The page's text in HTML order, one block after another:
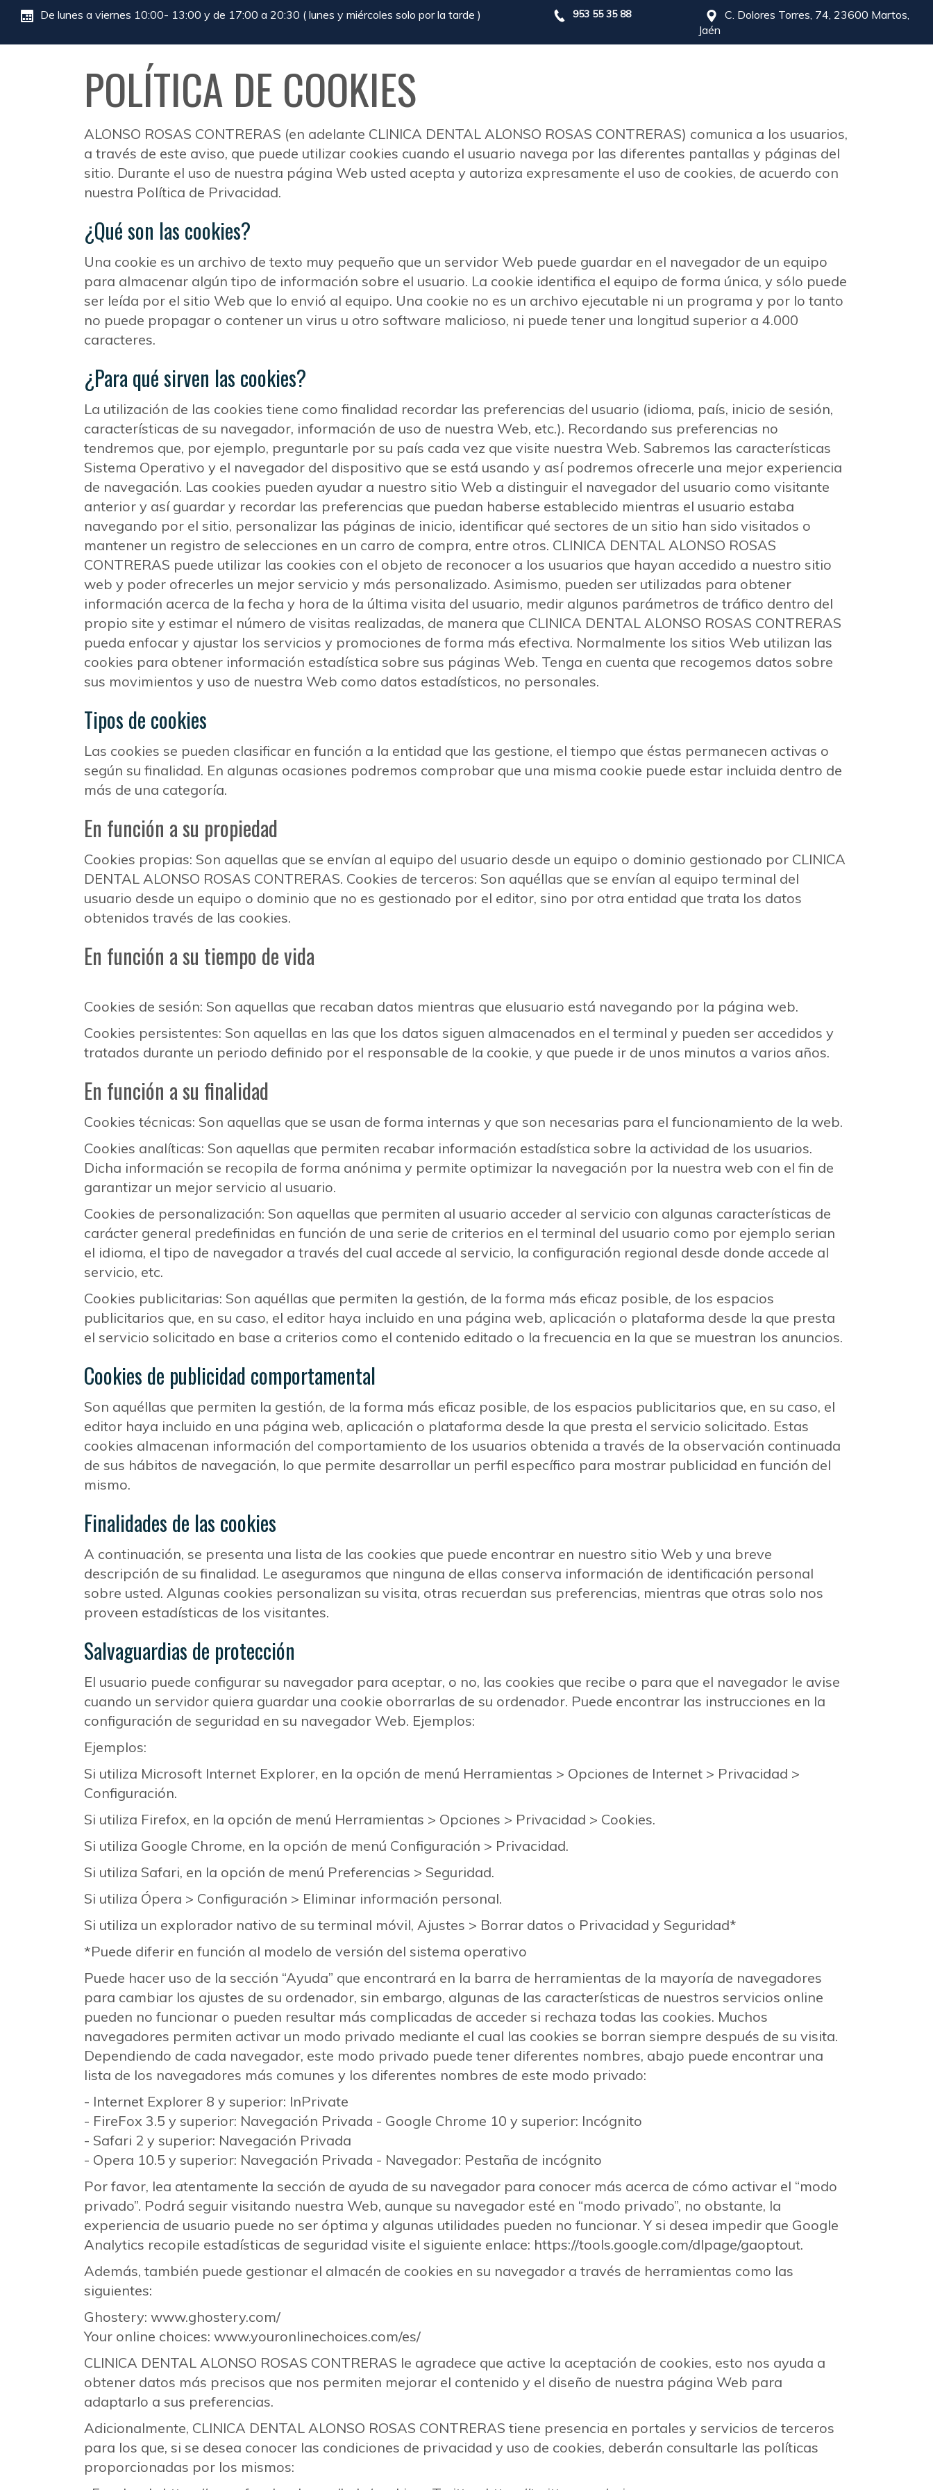
De lunes a viernes 10:00- 13:00 y de 17:00 a 20:30 ( lunes y miércoles solo por la tarde ) 953 55 35 88
C. Dolores Torres, 74, 23600 Martos,
Jaén
POLÍTICA DE COOKIES
ALONSO ROSAS CONTRERAS (en adelante CLINICA DENTAL ALONSO ROSAS CONTRERAS) comunica a los usuarios,
a través de este aviso, que puede utilizar cookies cuando el usuario navega por las diferentes pantallas y páginas del
sitio. Durante el uso de nuestra página Web usted acepta y autoriza expresamente el uso de cookies, de acuerdo con
nuestra Política de Privacidad.
¿Qué son las cookies?
Una cookie es un archivo de texto muy pequeño que un servidor Web puede guardar en el navegador de un equipo
para almacenar algún tipo de información sobre el usuario. La cookie identifica el equipo de forma única, y sólo puede
ser leída por el sitio Web que lo envió al equipo. Una cookie no es un archivo ejecutable ni un programa y por lo tanto
no puede propagar o contener un virus u otro software malicioso, ni puede tener una longitud superior a 4.000
caracteres.
¿Para qué sirven las cookies?
La utilización de las cookies tiene como finalidad recordar las preferencias del usuario (idioma, país, inicio de sesión,
características de su navegador, información de uso de nuestra Web, etc.). Recordando sus preferencias no
tendremos que, por ejemplo, preguntarle por su país cada vez que visite nuestra Web. Sabremos las características
Sistema Operativo y el navegador del dispositivo que se está usando y así podremos ofrecerle una mejor experiencia
de navegación. Las cookies pueden ayudar a nuestro sitio Web a distinguir el navegador del usuario como visitante
anterior y así guardar y recordar las preferencias que puedan haberse establecido mientras el usuario estaba
navegando por el sitio, personalizar las páginas de inicio, identificar qué sectores de un sitio han sido visitados o
mantener un registro de selecciones en un carro de compra, entre otros. CLINICA DENTAL ALONSO ROSAS
CONTRERAS puede utilizar las cookies con el objeto de reconocer a los usuarios que hayan accedido a nuestro sitio
web y poder ofrecerles un mejor servicio y más personalizado. Asimismo, pueden ser utilizadas para obtener
información acerca de la fecha y hora de la última visita del usuario, medir algunos parámetros de tráfico dentro del
propio site y estimar el número de visitas realizadas, de manera que CLINICA DENTAL ALONSO ROSAS CONTRERAS
pueda enfocar y ajustar los servicios y promociones de forma más efectiva. Normalmente los sitios Web utilizan las
cookies para obtener información estadística sobre sus páginas Web. Tenga en cuenta que recogemos datos sobre
sus movimientos y uso de nuestra Web como datos estadísticos, no personales.
Tipos de cookies
Las cookies se pueden clasificar en función a la entidad que las gestione, el tiempo que éstas permanecen activas o
según su finalidad. En algunas ocasiones podremos comprobar que una misma cookie puede estar incluida dentro de
más de una categoría.
En función a su propiedad
Cookies propias: Son aquellas que se envían al equipo del usuario desde un equipo o dominio gestionado por CLINICA
DENTAL ALONSO ROSAS CONTRERAS. Cookies de terceros: Son aquéllas que se envían al equipo terminal del
usuario desde un equipo o dominio que no es gestionado por el editor, sino por otra entidad que trata los datos
obtenidos través de las cookies.
En función a su tiempo de vida
Cookies de sesión: Son aquellas que recaban datos mientras que elusuario está navegando por la página web.
Cookies persistentes: Son aquellas en las que los datos siguen almacenados en el terminal y pueden ser accedidos y
tratados durante un periodo definido por el responsable de la cookie, y que puede ir de unos minutos a varios años.
En función a su finalidad
Cookies técnicas: Son aquellas que se usan de forma internas y que son necesarias para el funcionamiento de la web.
Cookies analíticas: Son aquellas que permiten recabar información estadística sobre la actividad de los usuarios.
Dicha información se recopila de forma anónima y permite optimizar la navegación por la nuestra web con el fin de
garantizar un mejor servicio al usuario.
Cookies de personalización: Son aquellas que permiten al usuario acceder al servicio con algunas características de
carácter general predefinidas en función de una serie de criterios en el terminal del usuario como por ejemplo serian
el idioma, el tipo de navegador a través del cual accede al servicio, la configuración regional desde donde accede al
servicio, etc.
Cookies publicitarias: Son aquéllas que permiten la gestión, de la forma más eficaz posible, de los espacios
publicitarios que, en su caso, el editor haya incluido en una página web, aplicación o plataforma desde la que presta
el servicio solicitado en base a criterios como el contenido editado o la frecuencia en la que se muestran los anuncios.
Cookies de publicidad comportamental
Son aquéllas que permiten la gestión, de la forma más eficaz posible, de los espacios publicitarios que, en su caso, el
editor haya incluido en una página web, aplicación o plataforma desde la que presta el servicio solicitado. Estas
cookies almacenan información del comportamiento de los usuarios obtenida a través de la observación continuada
de sus hábitos de navegación, lo que permite desarrollar un perfil específico para mostrar publicidad en función del
mismo.
Finalidades de las cookies
A continuación, se presenta una lista de las cookies que puede encontrar en nuestro sitio Web y una breve
descripción de su finalidad. Le aseguramos que ninguna de ellas conserva información de identificación personal
sobre usted. Algunas cookies personalizan su visita, otras recuerdan sus preferencias, mientras que otras solo nos
proveen estadísticas de los visitantes.
Salvaguardias de protección
El usuario puede configurar su navegador para aceptar, o no, las cookies que recibe o para que el navegador le avise
cuando un servidor quiera guardar una cookie oborrarlas de su ordenador. Puede encontrar las instrucciones en la
configuración de seguridad en su navegador Web. Ejemplos:
Ejemplos:
Si utiliza Microsoft Internet Explorer, en la opción de menú Herramientas > Opciones de Internet > Privacidad >
Configuración.
Si utiliza Firefox, en la opción de menú Herramientas > Opciones > Privacidad > Cookies.
Si utiliza Google Chrome, en la opción de menú Configuración > Privacidad.
Si utiliza Safari, en la opción de menú Preferencias > Seguridad.
Si utiliza Ópera > Configuración > Eliminar información personal.
Si utiliza un explorador nativo de su terminal móvil, Ajustes > Borrar datos o Privacidad y Seguridad*
*Puede diferir en función al modelo de versión del sistema operativo
Puede hacer uso de la sección “Ayuda” que encontrará en la barra de herramientas de la mayoría de navegadores
para cambiar los ajustes de su ordenador, sin embargo, algunas de las características de nuestros servicios online
pueden no funcionar o pueden resultar más complicadas de acceder si rechaza todas las cookies. Muchos
navegadores permiten activar un modo privado mediante el cual las cookies se borran siempre después de su visita.
Dependiendo de cada navegador, este modo privado puede tener diferentes nombres, abajo puede encontrar una
lista de los navegadores más comunes y los diferentes nombres de este modo privado:
- Internet Explorer 8 y superior: InPrivate
- FireFox 3.5 y superior: Navegación Privada - Google Chrome 10 y superior: Incógnito
- Safari 2 y superior: Navegación Privada
- Opera 10.5 y superior: Navegación Privada - Navegador: Pestaña de incógnito
Por favor, lea atentamente la sección de ayuda de su navegador para conocer más acerca de cómo activar el “modo
privado”. Podrá seguir visitando nuestra Web, aunque su navegador esté en “modo privado”, no obstante, la
experiencia de usuario puede no ser óptima y algunas utilidades pueden no funcionar. Y si desea impedir que Google
Analytics recopile estadísticas de seguridad visite el siguiente enlace: https://tools.google.com/dlpage/gaoptout.
Además, también puede gestionar el almacén de cookies en su navegador a través de herramientas como las
siguientes:
Ghostery: www.ghostery.com/
Your online choices: www.youronlinechoices.com/es/
CLINICA DENTAL ALONSO ROSAS CONTRERAS le agradece que active la aceptación de cookies, esto nos ayuda a
obtener datos más precisos que nos permiten mejorar el contenido y el diseño de nuestra página Web para
adaptarlo a sus preferencias.
Adicionalmente, CLINICA DENTAL ALONSO ROSAS CONTRERAS tiene presencia en portales y servicios de terceros
para los que, si se desea conocer las condiciones de privacidad y uso de cookies, deberán consultarle las políticas
proporcionadas por los mismos: